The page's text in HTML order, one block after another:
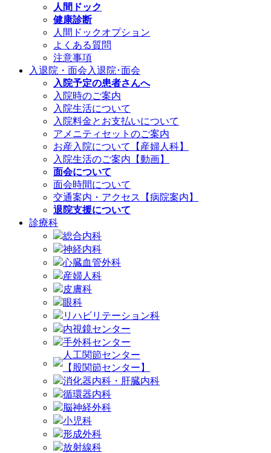
人間ドック
健康診断
人間ドックオプション
よくある質問
注意事項
入退院・面会 入退院･面会
入院予定の患者さんへ
入院時のご案内
入院生活について
入院料金とお支払いについて
アメニティセットのご案内
お産入院について【産婦人科】
入院生活のご案内【動画】
面会について
面会時間について
交通案内・アクセス【病院案内】
退院支援について
診療科
総合内科
神経内科
心臓血管外科
産婦人科
皮膚科
眼科
リハビリテーション科
内視鏡センター
手外科センター
人工関節センター
【股関節センター】
消化器内科・肝臓内科
循環器内科
脳神経外科
小児科
形成外科
放射線科